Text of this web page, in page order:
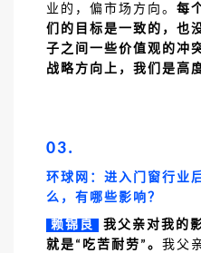
业的，偏市场方向。 每
们的目标是一致的，也
子之间一些价值观的冲
战略方向上，我们是高
03.
环球网：进入门窗行业
么，有哪些影响？
赖锦良
我父亲对我的
就是 “ 吃苦耐劳 ” 。 我父